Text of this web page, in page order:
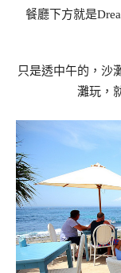
餐廳下方就是
只是透中午的，沙
灘玩，